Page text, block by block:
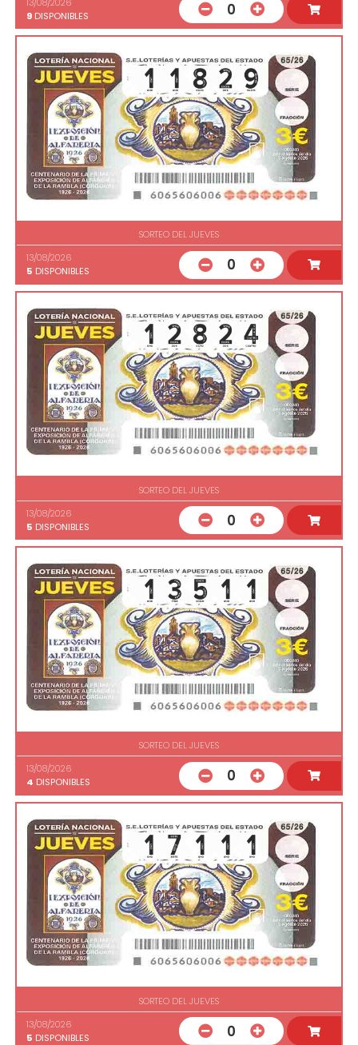
9 DISPONIBLES 0
SORTEO DEL JUEVES
13/08/2026
5 DISPONIBLES 0
SORTEO DEL JUEVES
13/08/2026
5 DISPONIBLES 0
SORTEO DEL JUEVES
13/08/2026
4 DISPONIBLES 0
SORTEO DEL JUEVES
13/08/2026
5 DISPONIBLES 0